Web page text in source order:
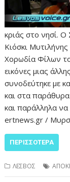
κριάς στο νησί.
Κιόσκι
Χορωδία Φίλων
εικόνες μιας
συνοδεύτηκε με
και στα
και παράλληλα
ertnews.gr /
ΠΕΡΙΣΣΌΤΕΡΑ
ΛΕΣΒΟΣ